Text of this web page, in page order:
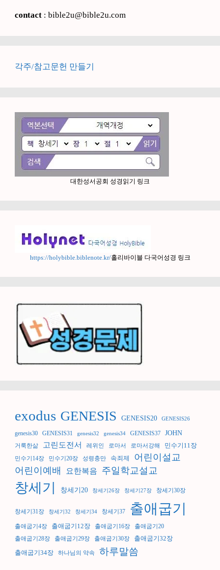
contact : bible2u@bible2u.com
각주/참고문헌 만들기
대한성서공회 성경읽기 링크
https://holybible.biblenote.kr/홀리바이블 다국어성경 링크
exodus GENESIS GENESIS20 GENESIS26
genesis30 GENESIS31 genesis32 genesis34 GENESIS37 JOHN
거룩한삶 고린도전서 레위인 로마서 로마서강해 민수기11장
민수기14장 민수기20장 성령충만 속죄제
어린이설교
어린이예배
요한복음 주일학교설교
창세기 창세기20 창세기26장 창세기27장 창세기30장
창세기31장 창세기32 창세기34 창세기37 출애굽기
출애굽기4장 출애굽기12장 출애굽기16장
출애굽기20
출애굽기28장
출애굽기29장 출애굽기30장 출애굽기32장
출애굽기34장 하나님의 약속 하루말씀